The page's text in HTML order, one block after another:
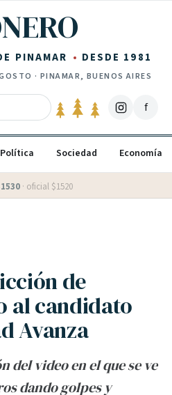
PINAMAR DESDE 1981
· PINAMAR, BUENOS AIRES
f
Política Sociedad Economía
1530 · oficial $1520
de
al candidato
Avanza
del video en el que se ve
dando golpes y